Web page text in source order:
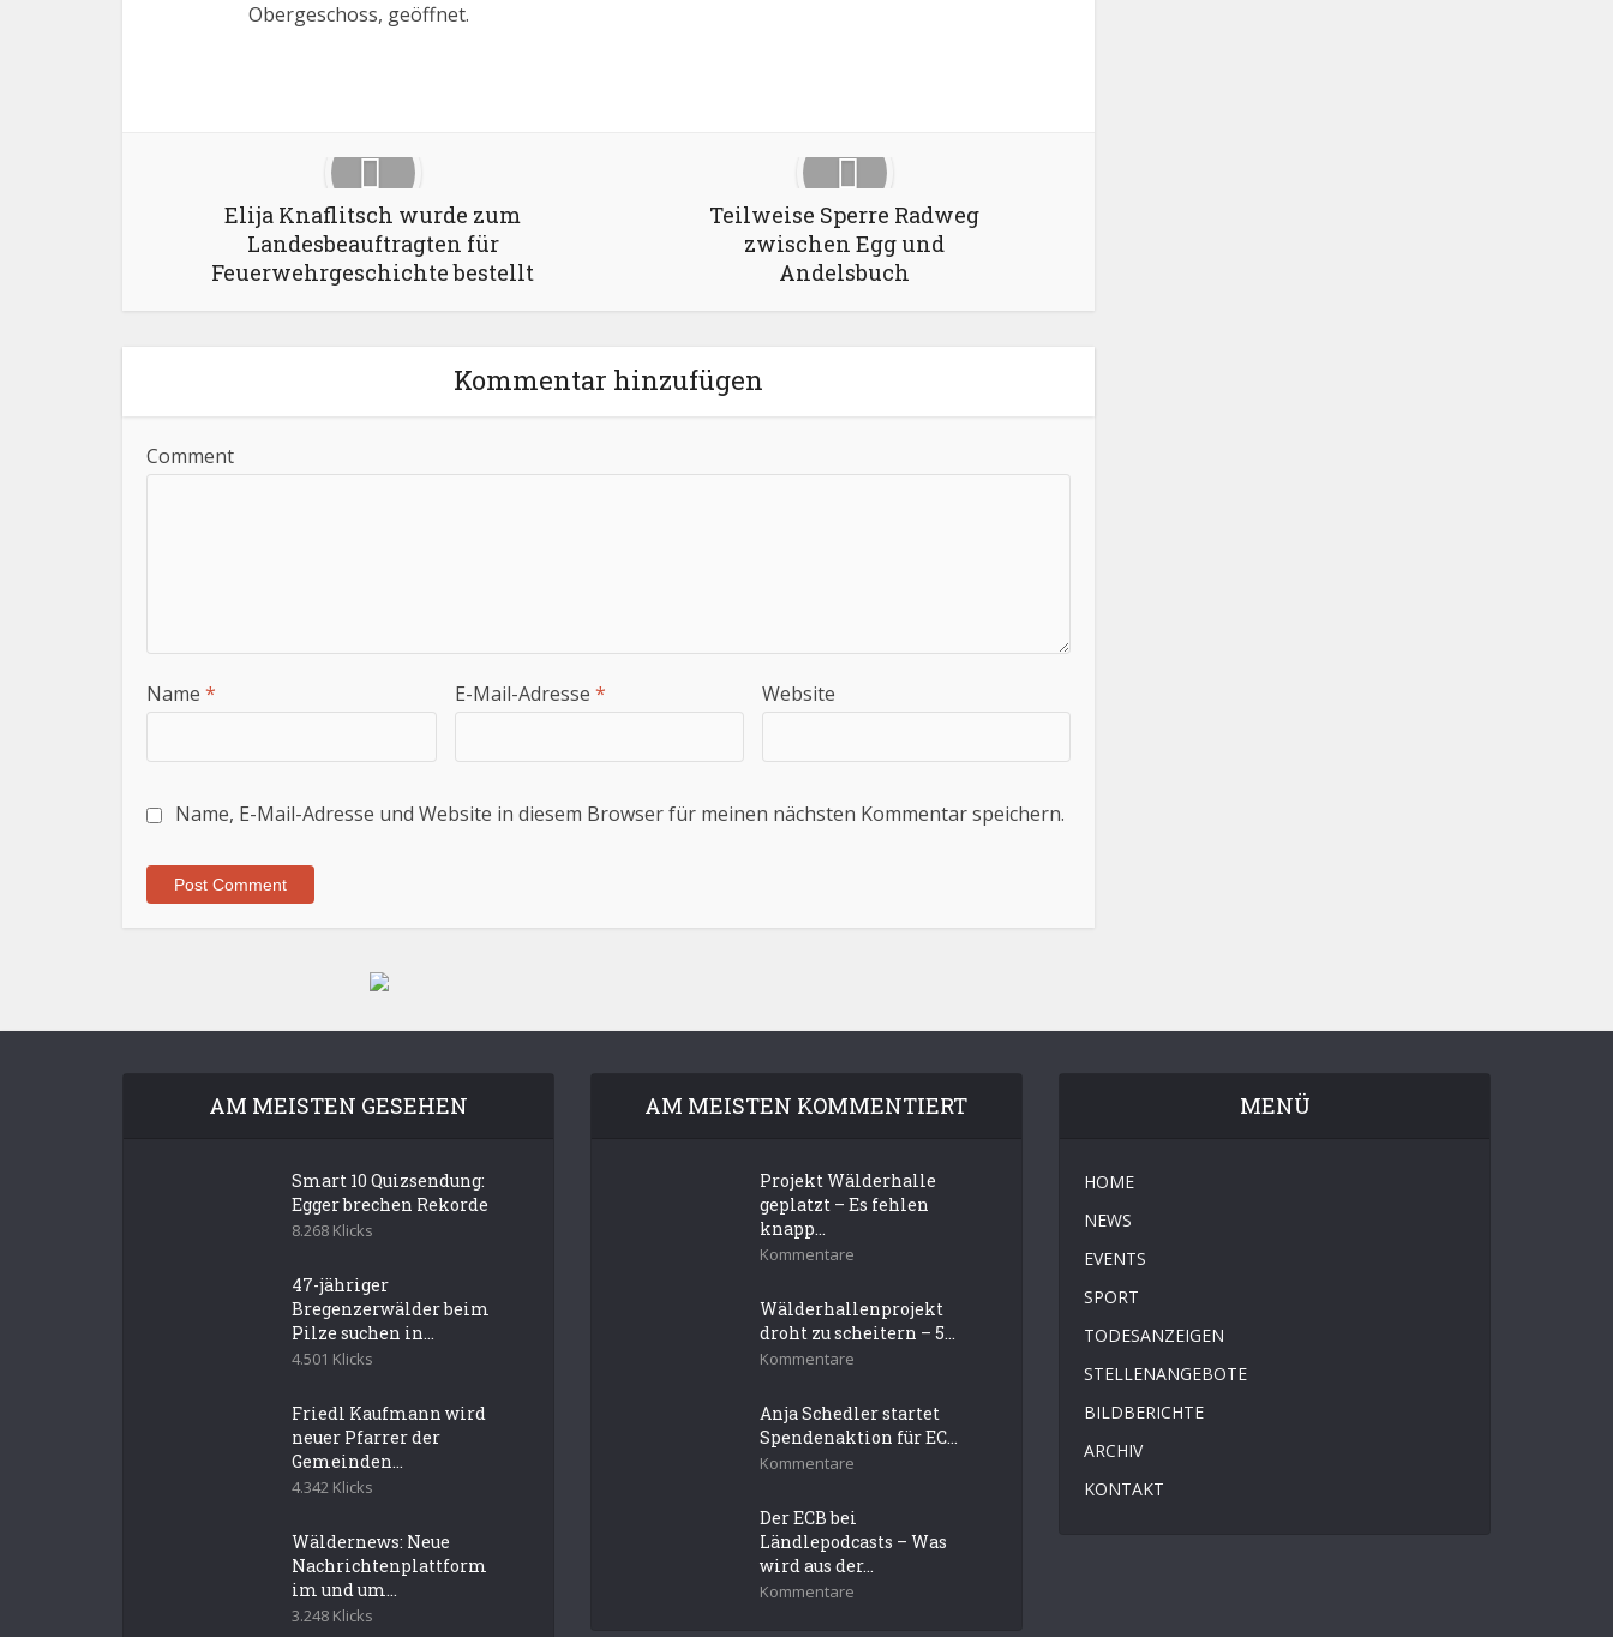
Obergeschoss, geöffnet.
Elija Knaflitsch wurde zum
Landesbeauftragten für
Feuerwehrgeschichte bestellt
Teilweise Sperre Radweg
zwischen Egg und
Andelsbuch
Kommentar hinzufügen
Comment
Name * E-Mail-Adresse * Website
Name, E-Mail-Adresse und Website in diesem Browser für meinen nächsten Kommentar speichern.
AM MEISTEN GESEHEN
Smart 10 Quizsendung:
Egger brechen Rekorde
8.268 Klicks
47-jähriger
Bregenzerwälder beim
Pilze suchen in...
4.501 Klicks
Friedl Kaufmann wird
neuer Pfarrer der
Gemeinden...
4.342 Klicks
Wäldernews: Neue
Nachrichtenplattform
im und um...
3.248 Klicks
AM MEISTEN KOMMENTIERT
Projekt Wälderhalle
geplatzt – Es fehlen
knapp...
Kommentare
Wälderhallenprojekt
droht zu scheitern – 5...
Kommentare
Anja Schedler startet
Spendenaktion für EC...
Kommentare
Der ECB bei
Ländlepodcasts – Was
wird aus der...
Kommentare
MENÜ
HOME
NEWS
EVENTS
SPORT
TODESANZEIGEN
STELLENANGEBOTE
BILDBERICHTE
ARCHIV
KONTAKT